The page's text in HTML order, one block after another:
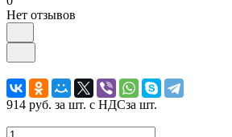
Нет отзывов
914 руб. за шт. с НДСза шт.